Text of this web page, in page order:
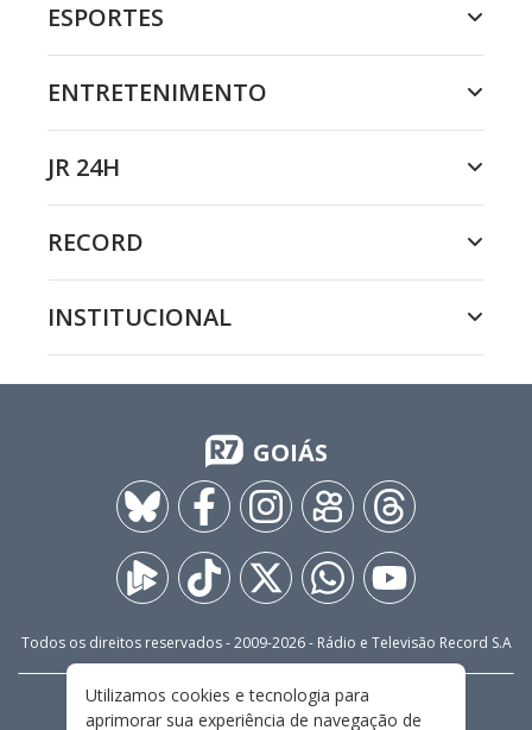
ESPORTES
ENTRETENIMENTO
JR 24H
RECORD
INSTITUCIONAL
GOIÁS
Todos os direitos reservados - 2009-2026- Rádio e Televisão Record S.A
FALE CONOSCO
PRIVACIDADE
Utilizamos cookies e tecnologia para
aprimorar sua experiência de navegação de